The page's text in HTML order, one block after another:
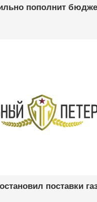
пополнит
поставки